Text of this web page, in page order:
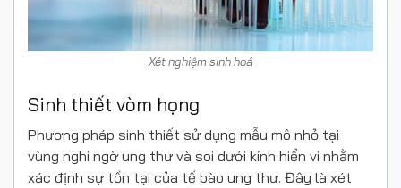
Xét nghiệm sinh hoá
Sinh thiết vòm họng
Phương pháp sinh thiết sử dụng mẫu mô nhỏ tại
vùng nghi ngờ ung thư và soi dưới kính hiển vi nhằm
xác định sự tồn tại của tế bào ung thư. Đây là xét